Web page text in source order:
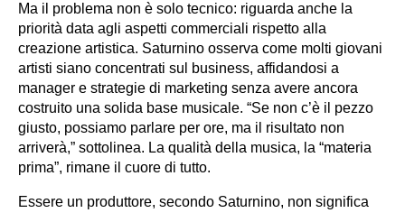
Ma il problema non è solo tecnico: riguarda anche la
priorità data agli aspetti commerciali rispetto alla
creazione artistica. Saturnino osserva come molti giovani
artisti siano concentrati sul business, affidandosi a
manager e strategie di marketing senza avere ancora
costruito una solida base musicale. “Se non c’è il pezzo
giusto, possiamo parlare per ore, ma il risultato non
arriverà,” sottolinea. La qualità della musica, la “materia
prima”, rimane il cuore di tutto.
Essere un produttore, secondo Saturnino, non significa